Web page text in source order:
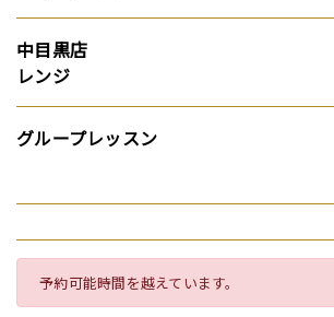
中目黒店
レンジ
グループレッスン
予約可能時間を越えています。